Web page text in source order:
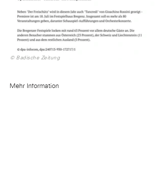
© Badische Zeitung
Mehr Information